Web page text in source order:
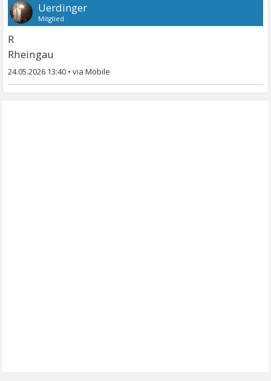
Uerdinger
Mitglied
R
Rheingau
24.05.2026 13:40 •